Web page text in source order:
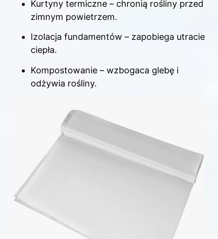
Kurtyny termiczne – chronią rośliny przed
zimnym powietrzem.
Izolacja fundamentów – zapobiega utracie
ciepła.
Kompostowanie – wzbogaca glebę i
odżywia rośliny.